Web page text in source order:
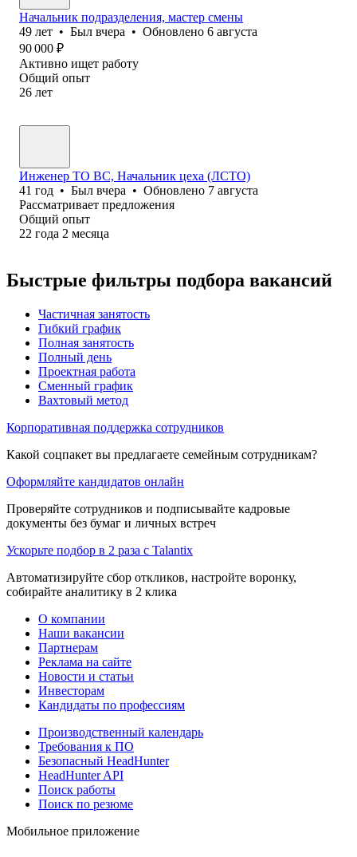
Начальник подразделения, мастер смены
49 лет • Был вчера • Обновлено 6 августа
90 000 ₽
Активно ищет работу
Общий опыт
26 лет
Инженер ТО ВС, Начальник цеха (ЛСТО)
41 год • Был вчера • Обновлено 7 августа
Рассматривает предложения
Общий опыт
22 года 2 месяца
Быстрые фильтры подбора вакансий
Частичная занятость
Гибкий график
Полная занятость
Полный день
Проектная работа
Сменный график
Вахтовый метод
Корпоративная поддержка сотрудников
Какой соцпакет вы предлагаете семейным сотрудникам?
Оформляйте кандидатов онлайн
Проверяйте сотрудников и подписывайте кадровые
документы без бумаг и личных встреч
Ускорьте подбор в 2 раза с Talantix
Автоматизируйте сбор откликов, настройте воронку,
собирайте аналитику в 2 клика
О компании
Наши вакансии
Партнерам
Реклама на сайте
Новости и статьи
Инвесторам
Кандидаты по профессиям
Производственный календарь
Требования к ПО
Безопасный HeadHunter
HeadHunter API
Поиск работы
Поиск по резюме
Мобильное приложение